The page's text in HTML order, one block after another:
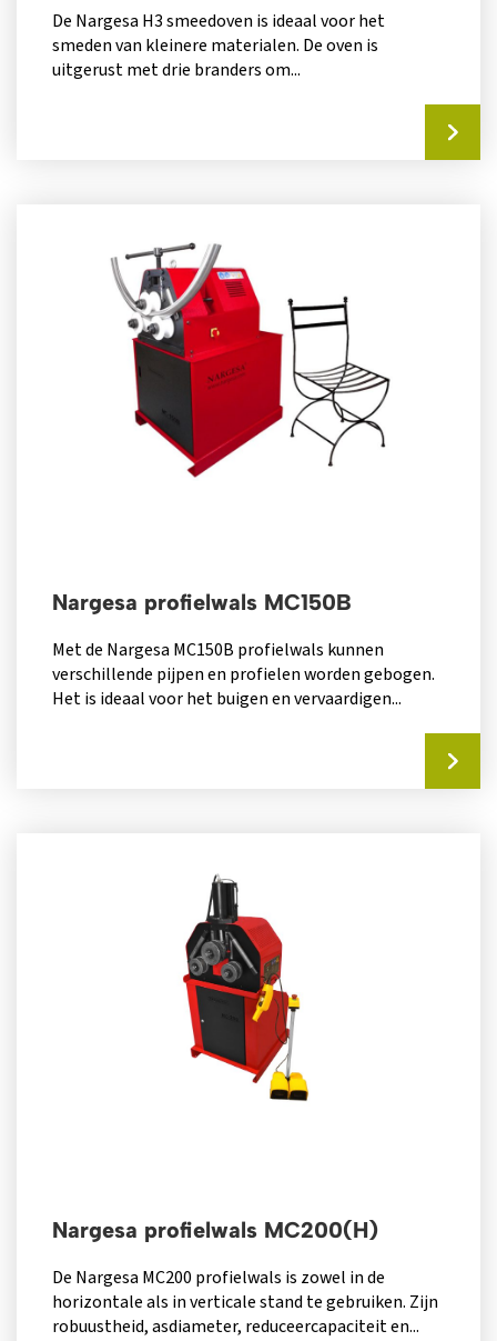
De Nargesa H3 smeedoven is ideaal voor het
smeden van kleinere materialen. De oven is
uitgerust met drie branders om...
Nargesa profielwals MC150B
Met de Nargesa MC150B profielwals kunnen
verschillende pijpen en profielen worden gebogen.
Het is ideaal voor het buigen en vervaardigen...
Nargesa profielwals MC200(H)
De Nargesa MC200 profielwals is zowel in de
horizontale als in verticale stand te gebruiken. Zijn
robuustheid, asdiameter, reduceercapaciteit en...